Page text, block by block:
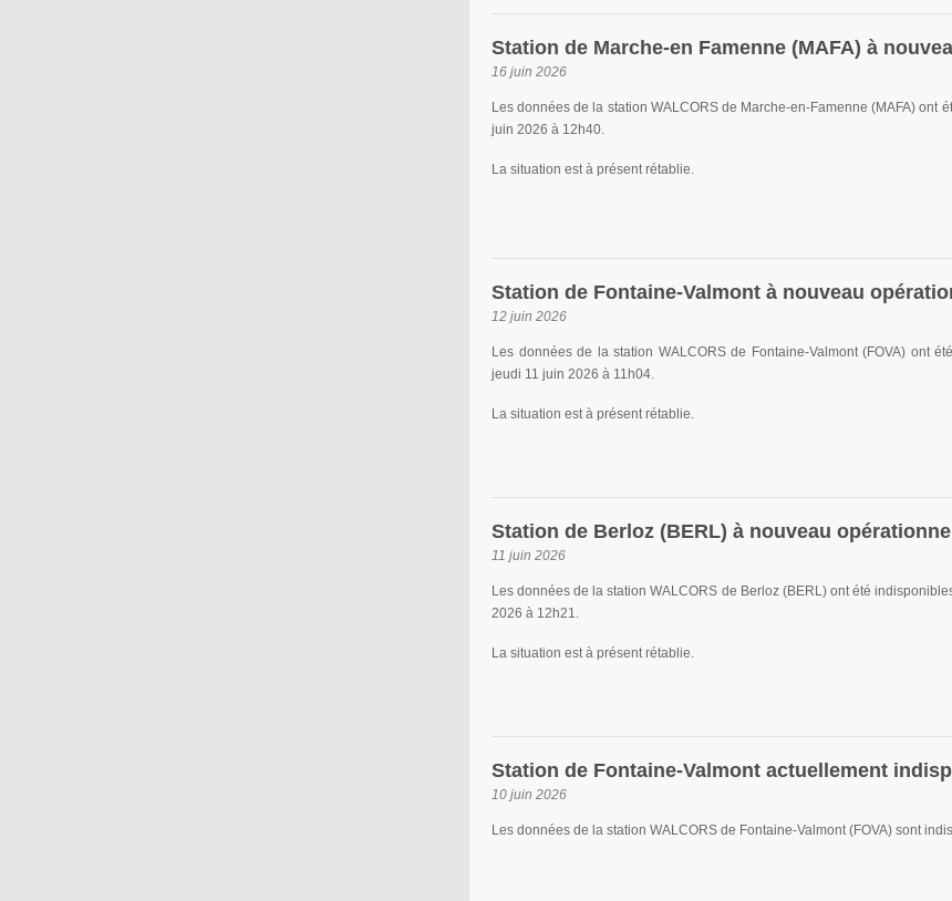
Station de Marche-en Famenne (MAFA) à
16 juin 2026
Les données de la station WALCORS de Marche-en-Famenne (MAFA)
juin 2026 à 12h40.
La situation est à présent rétablie.
Station de Fontaine-Valmont à nouveau
12 juin 2026
Les données de la station WALCORS de Fontaine-Valmont (FOVA) ont
jeudi 11 juin 2026 à 11h04.
La situation est à présent rétablie.
Station de Berloz (BERL) à nouveau
11 juin 2026
Les données de la station WALCORS de Berloz (BERL) ont été
2026 à 12h21.
La situation est à présent rétablie.
Station de Fontaine-Valmont actuellement
10 juin 2026
Les données de la station WALCORS de Fontaine-Valmont (FOVA) sont